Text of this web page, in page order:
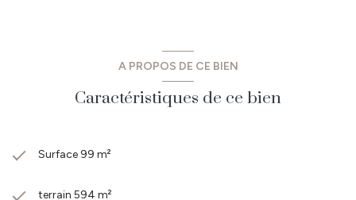
A PROPOS DE CE BIEN
Caractéristiques de ce bien
Surface 99 m²
terrain 594 m²